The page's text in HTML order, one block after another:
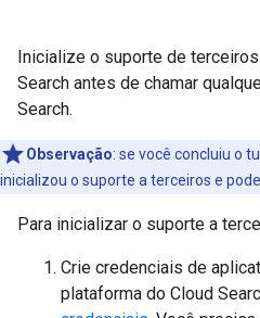
Inicialize o suporte de
Search antes de chamar
Search.
Observação: se você concluiu o
inicializou o suporte a terceiros e
Para inicializar o suporte a
Crie credenciais de
plataforma do Cloud